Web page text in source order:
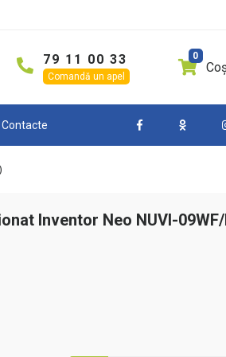
79 11 00 33
Comandă un apel
0
Contacte
Inventor Neo NUVI-09WF/
×
×